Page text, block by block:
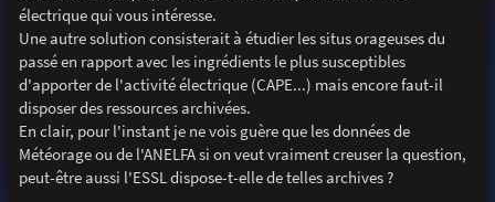
électrique qui vous intéresse.
Une autre solution consisterait à étudier les situs orageuses du
passé en rapport avec les ingrédients le plus susceptibles
d'apporter de l'activité électrique (CAPE...) mais encore faut-il
disposer des ressources archivées.
En clair, pour l'instant je ne vois guère que les données de
Météorage ou de l'ANELFA si on veut vraiment creuser la question,
peut-être aussi l'ESSL dispose-t-elle de telles archives ?